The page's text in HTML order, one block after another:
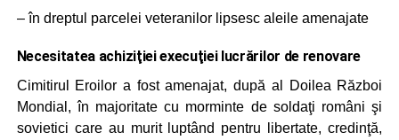
– în dreptul parcelei veteranilor lipsesc aleile amenajate
Necesitatea achiziţiei execuţiei lucrărilor de renovare
Cimitirul Eroilor a fost amenajat, după al Doilea Război
Mondial, în majoritate cu morminte de soldaţi români şi
sovietici care au murit luptând pentru libertate, credinţă,